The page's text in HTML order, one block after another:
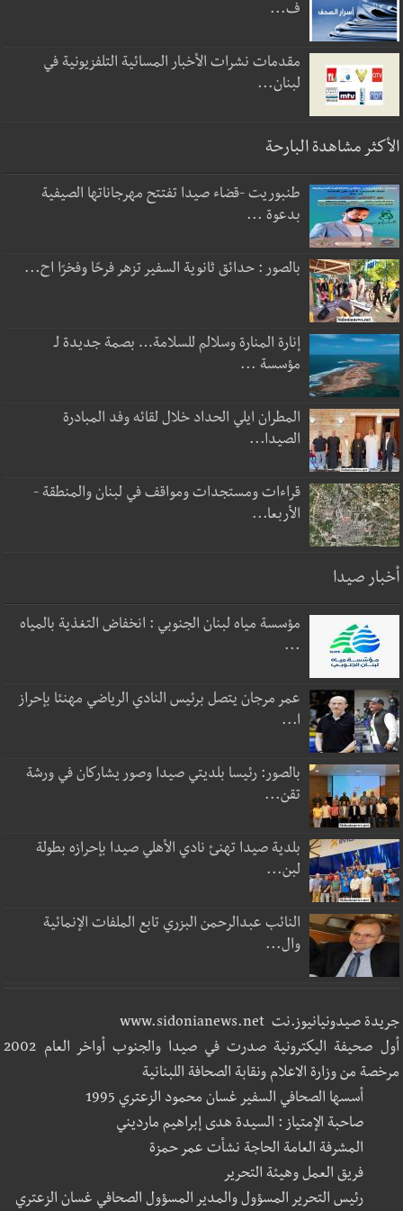
ف...
مقدمات نشرات الأخبار المسائية التلفزيونية في
لبنان...
الأكثر مشاهدة البارحة
طنبوريت -قضاء صيدا تفتتح مهرجاناتها الصيفية
بدعوة ...
بالصور : حدائق ثانوية السفير تزهر فرحًا وفخرًا اح...
إنارة المنارة وسلالم للسلامة… بصمة جديدة لـ
مؤسسة ...
المطران ايلي الحداد خلال لقائه وفد المبادرة
الصيدا...
قراءات ومستجدات ومواقف في لبنان والمنطقة -
الأربعا...
أخبار صيدا
مؤسسة مياه لبنان الجنوبي : انخفاض التغذية بالمياه
...
عمر مرجان يتصل برئيس النادي الرياضي مهنئا بإحراز
ا...
بالصور: رئيسا بلديتي صيدا وصور يشاركان في ورشة
تقن...
بلدية صيدا تهنئ نادي الأهلي صيدا بإحرازه بطولة
لبن...
النائب عبدالرحمن البزري تابع الملفات الإنمائية
وال...
جريدة صيدونيانيوز.نت www.sidonianews.net
أول صحيفة اليكترونية صدرت في صيدا والجنوب أواخر العام 2002
مرخصة من وزارة الاعلام ونقابة الصحافة اللبنانية
أسسها الصحافي السفير غسان محمود الزعتري 1995
صاحبة الإمتياز : السيدة هدى إبراهيم مارديني
المشرفة العامة الحاجة نشأت عمر حمزة
فريق العمل وهيئة التحرير
رئيس التحرير المسؤول والمدير المسؤول الصحافي غسان الزعتري